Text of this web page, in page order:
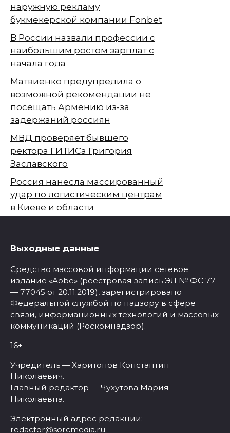
наружную рекламу
букмекерской компании Fonbet
В России назвали профессии с
наибольшим ростом зарплат с
начала года
Матвиенко предупредила о
возможной рекомендации не
посещать Армению из-за
задержаний россиян
МВД проверяет бывшего
ректора ГИТИСа Григория
Заславского
Россия нанесла массированный
удар по логистическим центрам
в Киеве и области
Выходные данные
Средство массовой информации сетевое
издание «Aobe» (реестровая запись ЭЛ № ФС 77
— 77045 от 20.11.2019), зарегистрировано
Федеральной службой по надзору в сфере
связи, информационных технологий и массовых
коммуникаций (Роскомнадзор).
16+
Учредитель — Харитонов Константин
Николаевич.
Главный редактор — Чухутова Мария
Николаевна.
Электронный адрес редакции:
redactor@sorcmedia.ru